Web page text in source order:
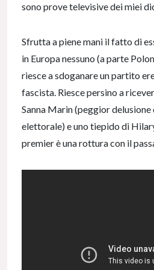
sono prove televisive dei miei
Sfrutta a piene mani il fatto di
in Europa nessuno (a parte
riesce a sdoganare un partito
fascista. Riesce persino a
Sanna Marin (peggior
elettorale) e uno tiepido di
premier è una rottura con il